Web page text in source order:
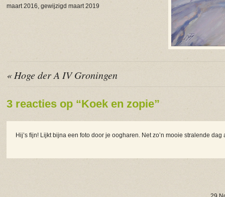
maart 2016, gewijzigd maart 2019
« Hoge der A IV Groningen
3 reacties op “Koek en zopie”
Hij’s fijn! Lijkt bijna een foto door je oogharen. Net zo’n mooie stralende